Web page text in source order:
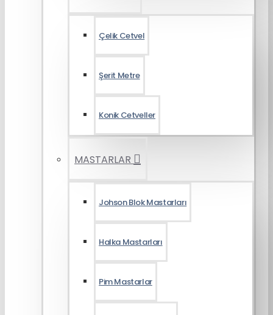
Çelik Cetvel
Şerit Metre
Konik Cetveller
MASTARLAR
Johson Blok Mastarları
Halka Mastarları
Pim Mastarlar